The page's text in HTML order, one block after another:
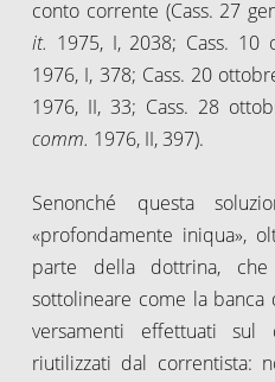
conto corrente (Cass. 27
it. 1975, I, 2038; Cass. 10
1976, I, 378; Cass. 20
1976, II, 33; Cass. 28
comm. 1976, II, 397).
Senonché questa
«profondamente iniqua»,
parte della dottrina,
sottolineare come la banca
versamenti effettuati sul
riutilizzati dal correntista: